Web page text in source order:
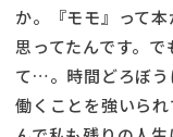
か。『モモ』って
思ってたんです。
て…。時間どろぼう
働くことを強いら